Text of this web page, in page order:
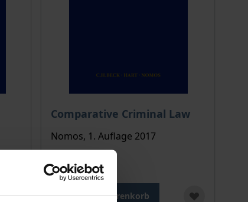
Comparative Criminal Law
Der Preis dieses Titels richtet sich nach
Nomos, 1. Auflage 2017
150,00 €
inkl. MwSt.
In den Warenkorb